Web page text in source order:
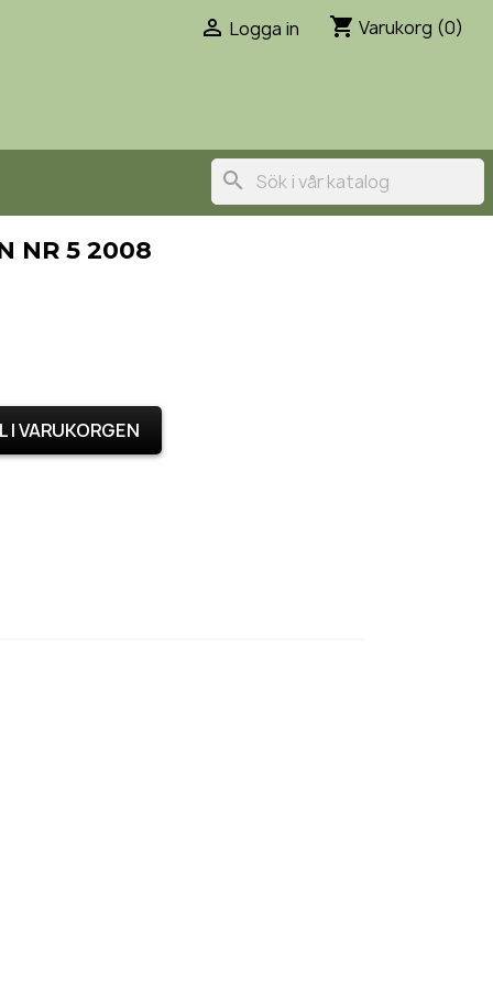
 Logga in shopping_cart Varukorg (0)
search
NR 5 2008
I VARUKORGEN